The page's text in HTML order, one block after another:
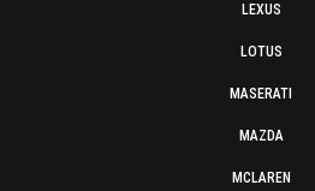
LEXUS
LOTUS
MASERATI
MAZDA
MCLAREN